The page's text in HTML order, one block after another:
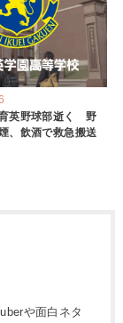
育英野球部逝く 野
、飲酒で救急搬送
や面白ネタ